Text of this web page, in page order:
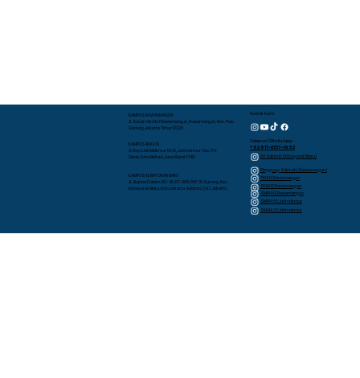
KAMPUS RAWAMANGUN
Jl. Sunan Giri No.1 Rawamangun, Rawamangun, Kec. Pulo
Gadung, Jakarta Timur 13220
KAMPUS BEKASI
Jl. Raya Jati Makmur No.10, Jatimakmur, Kec. Pd.
Gede, Kota Bekasi, Jawa Barat 17413
KAMPUS KEBAYORAN BARU
JL. Bujana Dalam, NO. 48, RT. 009, RW. 01, Gunung, Kec.
Kebayoran Baru, Kota Jakarta Selatan, D.K.I. Jakarta
Kontak Kami
Telepon/WhatsApp
+62 817-0337-1952
RA Sakinah (Kebayoran Baru)
Playgroup Sakinah (Rawamangun)
TKIA 13 Rawamangun
SDIA 13 Rawamangun
SMPIA 12 Rawamangun
SMPIA 55 Jatimakmur
SMAIA 33 Jatimakmur